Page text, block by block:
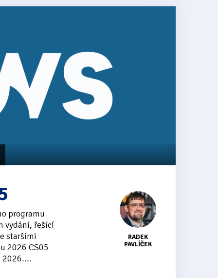
RADEK
PAVLÍČEK
programu
vydání, řešící
staršími
2026 CS05
2026....